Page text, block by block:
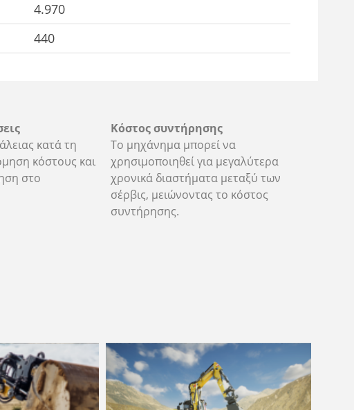
4.970
440
κατά τη
κόστους και
στο
Κόστος συντήρησης
Το μηχάνημα μπορεί να
χρησιμοποιηθεί για μεγαλύτερα
χρονικά διαστήματα μεταξύ των
σέρβις, μειώνοντας το κόστος
συντήρησης.